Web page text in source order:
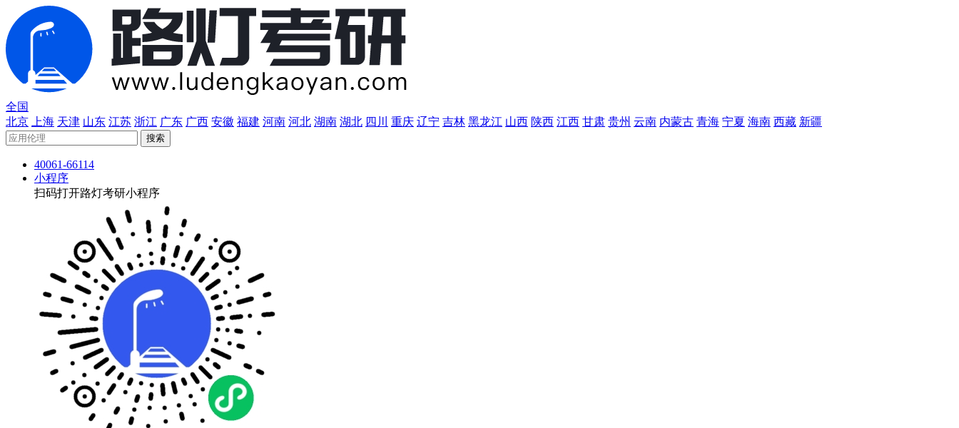
全国
北京
上海 天津 山东 江苏 浙江 广东 广西 安徽 福建 河南 河北 湖南 湖北 四川 重庆 辽宁 吉林 黑龙江 山西 陕西 江西 甘肃 贵州 云南 内蒙古 青海 宁夏 海南 西藏 新疆
40061-66114
小程序
扫码打开路灯考研小程序